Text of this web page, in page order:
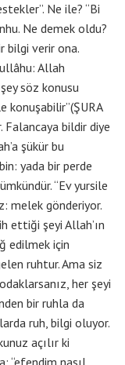
Ne ile? “Bi
Ne demek oldu?
bilgi verir ona.
Allah
söz konusu
konuşabilir”(ŞURA
Falancaya bildir diye
şükür bu
yada bir perde
“Ev yursile
melek gönderiyor.
ettiği şeyi Allah’ın
edilmek için
ruhtur. Ama siz
her şeyi
bir ruhla da
ruh, bilgi oluyor.
açılır ki
“efendim nasıl